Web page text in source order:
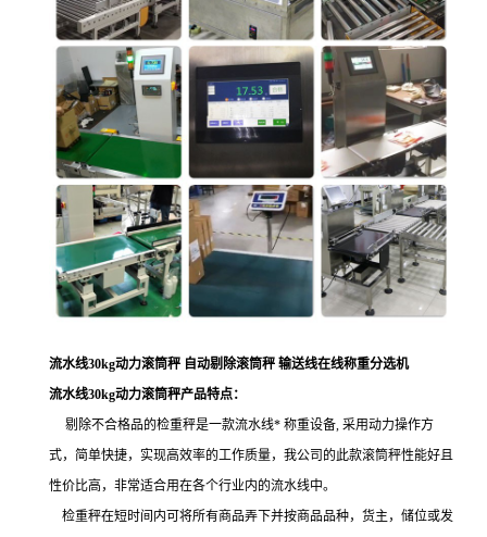
流水线30kg动力滚筒秤 自动剔除滚筒秤 输送线在线称重分选机
流水线30kg动力滚筒秤产品特点：
剔除不合格品的检重秤是一款流水线* 称重设备, 采用动力操作方
式，简单快捷，实现高效率的工作质量，我公司的此款滚筒秤性能好且
性价比高，非常适合用在各个行业内的流水线中。
检重秤在短时间内可将所有商品弄下并按商品品种，货主，储位或发